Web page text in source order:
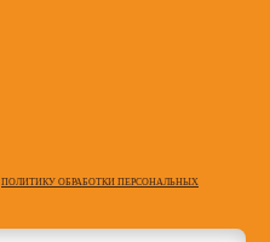
ПОЛИТИКУ ОБРАБОТКИ ПЕРСОНАЛЬНЫХ